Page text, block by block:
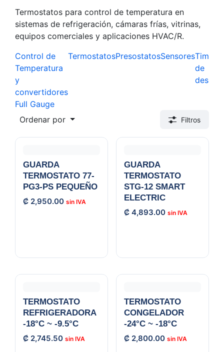
Termostatos para control de temperatura en
sistemas de refrigeración, cámaras frías, vitrinas,
equipos comerciales y aplicaciones HVAC/R.
Control de
Temperatura
y
convertidores
Full Gauge
TermostatosPresostatosSensoresTimers
de
Ordenar por Filtros
GUARDA
TERMOSTATO 77-
PG3-PS PEQUEÑO
₡ 2,950.00
GUARDA
TERMOSTATO
STG-12 SMART
ELECTRIC
₡ 4,893.00
TERMOSTATO
REFRIGERADORA
-18°C ~ -9.5°C
₡ 2,745.50
TERMOSTATO
CONGELADOR
-24°C ~ -18°C
₡ 2,800.00